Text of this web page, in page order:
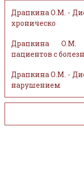
Драпкина О.М. -
хроническо
Драпкина О.М.
пациентов с
Драпкина О.М. -
нарушением